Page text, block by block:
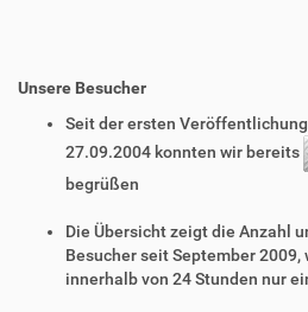
Unsere Besucher
Seit der ersten
27.09.2004 konnten wir bereits
begrüßen
Die Übersicht zeigt die Anzahl
Besucher seit September 2009,
innerhalb von 24 Stunden nur